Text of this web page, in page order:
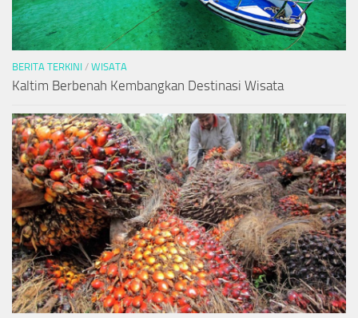
BERITA TERKINI / WISATA
Kaltim Berbenah Kembangkan Destinasi Wisata